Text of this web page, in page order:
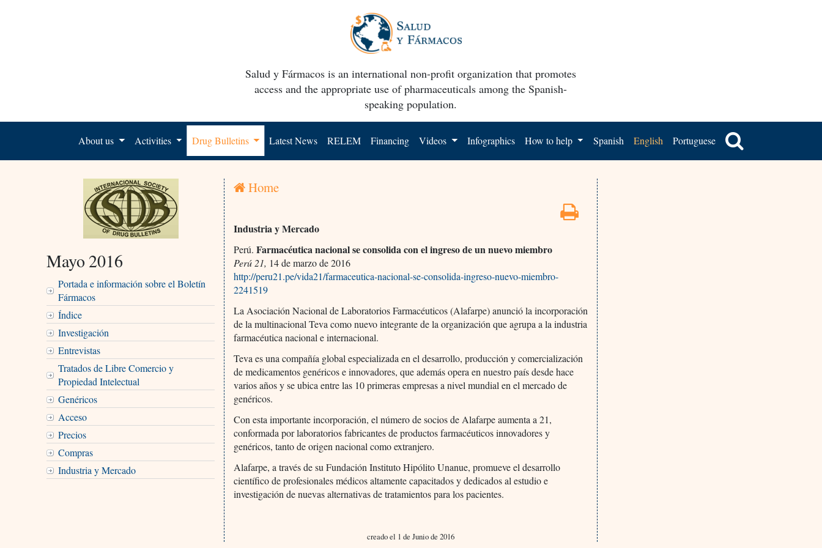
Salud y Fármacos is an international non-profit organization that promotes
access and the appropriate use of pharmaceuticals among the Spanish-
speaking population.
About us Activities Drug Bulletins Latest News RELEM Financing Videos Infographics How to help Spanish English Portuguese
Mayo 2016
Portada e información sobre el Boletín
Fármacos
Índice
Investigación
Entrevistas
Tratados de Libre Comercio y
Propiedad Intelectual
Genéricos
Acceso
Precios
Compras
Industria y Mercado
Home
Industria y Mercado
Perú.Farmacéutica nacional se consolida con el ingreso de un nuevo miembro
Perú 21, 14 de marzo de 2016
http://peru21.pe/vida21/farmaceutica-nacional-se-consolida-ingreso-nuevo-miembro-
2241519
La Asociación Nacional de Laboratorios Farmacéuticos (Alafarpe) anunció la incorporación
de la multinacional Teva como nuevo integrante de la organización que agrupa a la industria
farmacéutica nacional e internacional.
Teva es una compañía global especializada en el desarrollo, producción y comercialización
de medicamentos genéricos e innovadores, que además opera en nuestro país desde hace
varios años y se ubica entre las 10 primeras empresas a nivel mundial en el mercado de
genéricos.
Con esta importante incorporación, el número de socios de Alafarpe aumenta a 21,
conformada por laboratorios fabricantes de productos farmacéuticos innovadores y
genéricos, tanto de origen nacional como extranjero.
Alafarpe, a través de su Fundación Instituto Hipólito Unanue, promueve el desarrollo
científico de profesionales médicos altamente capacitados y dedicados al estudio e
investigación de nuevas alternativas de tratamientos para los pacientes.
creado el 1 de Junio de 2016